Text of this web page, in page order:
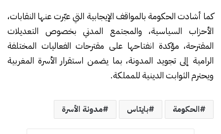
كما أشادت الحكومة بالمواقف الإيجابية التي عبّرت عنها النقابات،
الأحزاب السياسية، والمجتمع المدني بخصوص التعديلات
المقترحة، مؤكدة انفتاحها على مقترحات الفعاليات المختلفة
الرامية إلى تجويد المدونة، بما يضمن استقرار الأسرة المغربية
ويحترم الثوابت الدينية للمملكة.
الحكومة بايتاس مدونة الأسرة